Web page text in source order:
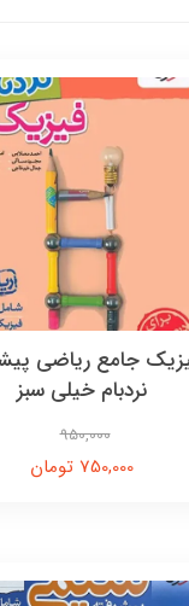
جامع ریاضی
نردبام خیلی سبز
950,000
750,000 تومان